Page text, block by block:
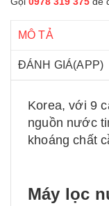
MÔ TẢ
ĐÁNH GIÁ(APP)
Korea, với 9
nguồn nước
khoáng chất
Máy lọc